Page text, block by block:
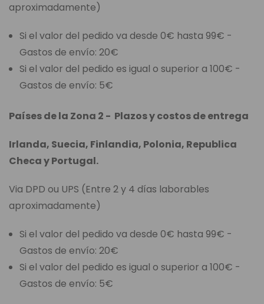
aproximadamente)
Si el valor del pedido va desde 0€ hasta 99€ -
Gastos de envío: 20€
Si el valor del pedido es igual o superior a 100€ -
Gastos de envío: 5€
Países de la Zona 2 - Plazos y costos de entrega
Irlanda, Suecia, Finlandia, Polonia, Republica
Checa y Portugal.
Via DPD ou UPS (Entre 2 y 4 días laborables
aproximadamente)
Si el valor del pedido va desde 0€ hasta 99€ -
Gastos de envío: 20€
Si el valor del pedido es igual o superior a 100€ -
Gastos de envío: 5€